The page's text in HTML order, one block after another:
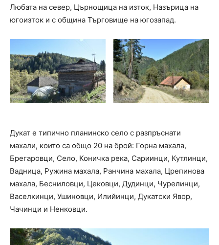
Любата на север, Църнощица на изток, Назърица на
югоизток и с община Търговище на югозапад.
Дукат е типично планинско село с разпръснати
махали, които са общо 20 на брой: Горна махала,
Брегаровци, Село, Коничка река, Сариинци, Кутлинци,
Вадница, Ружина махала, Ранчина махала, Црепинова
махала, Бесниловци, Цековци, Дудинци, Чурелинци,
Васелкинци, Ушиновци, Илийинци, Дукатски Явор,
Чачинци и Ненковци.